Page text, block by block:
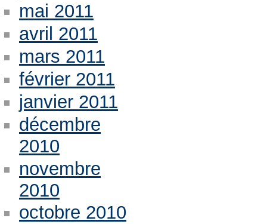
mai 2011
avril 2011
mars 2011
février 2011
janvier 2011
décembre
2010
novembre
2010
octobre 2010